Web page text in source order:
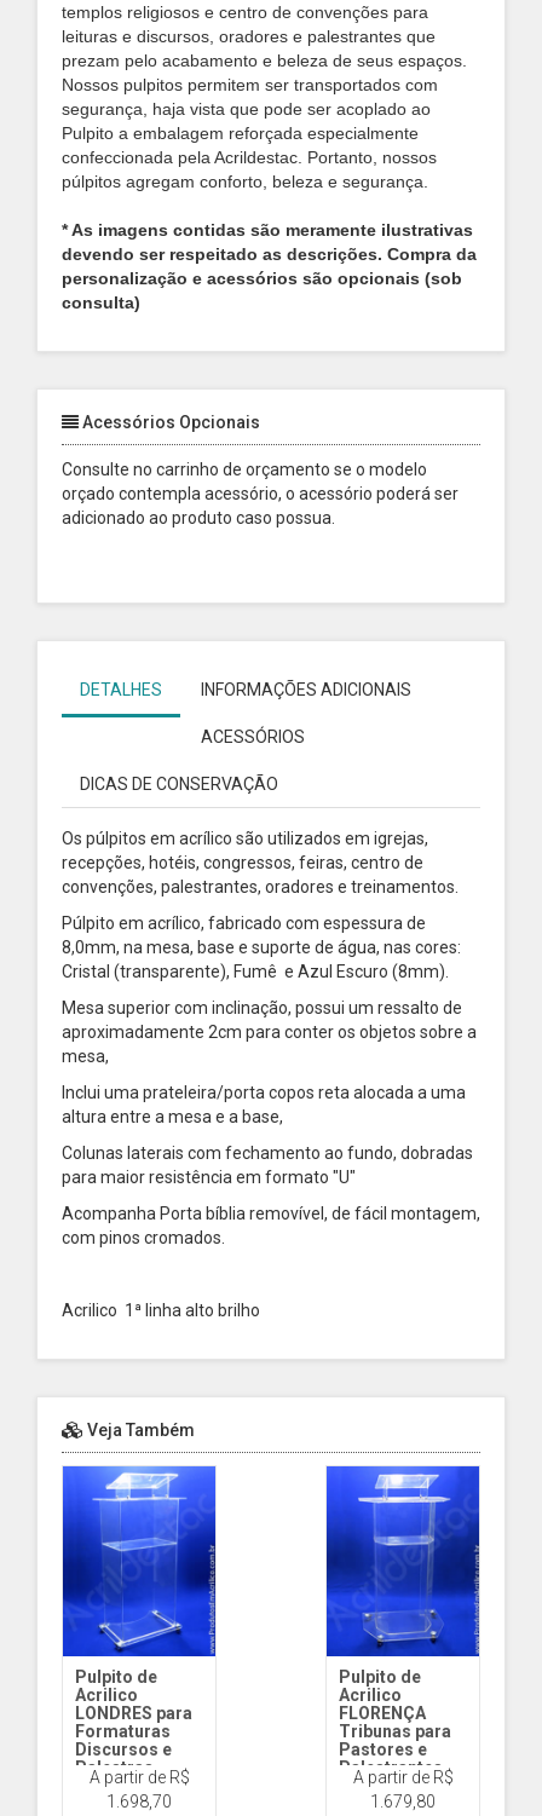
templos religiosos e centro de convenções para
leituras e discursos, oradores e palestrantes que
prezam pelo acabamento e beleza de seus espaços.
Nossos pulpitos permitem ser transportados com
segurança, haja vista que pode ser acoplado ao
Pulpito a embalagem reforçada especialmente
confeccionada pela Acrildestac. Portanto, nossos
púlpitos agregam conforto, beleza e segurança.
* As imagens contidas são meramente ilustrativas
devendo ser respeitado as descrições. Compra da
personalização e acessórios são opcionais (sob
consulta)
Acessórios Opcionais
Consulte no carrinho de orçamento se o modelo
orçado contempla acessório, o acessório poderá ser
adicionado ao produto caso possua.
DETALHES INFORMAÇÕES ADICIONAIS
ACESSÓRIOS
DICAS DE CONSERVAÇÃO
Os púlpitos em acrílico são utilizados em igrejas,
recepções, hotéis, congressos, feiras, centro de
convenções, palestrantes, oradores e treinamentos.
Púlpito em acrílico, fabricado com espessura de
8,0mm, na mesa, base e suporte de água, nas cores:
Cristal (transparente), Fumê e Azul Escuro (8mm).
Mesa superior com inclinação, possui um ressalto de
aproximadamente 2cm para conter os objetos sobre a
mesa,
Inclui uma prateleira/porta copos reta alocada a uma
altura entre a mesa e a base,
Colunas laterais com fechamento ao fundo, dobradas
para maior resistência em formato "U"
Acompanha Porta bíblia removível, de fácil montagem,
com pinos cromados.
Acrilico 1ª linha alto brilho
Veja Também
Pulpito de
Acrilico
LONDRES para
Formaturas
Discursos e
Palestras
PP129 Londres
Cristal
A partir de R$
1.698,70
Pulpito de
Acrilico
FLORENÇA
Tribunas para
Pastores e
Palestrantes
PP122 Florença
Cristal
A partir de R$
1.679,80